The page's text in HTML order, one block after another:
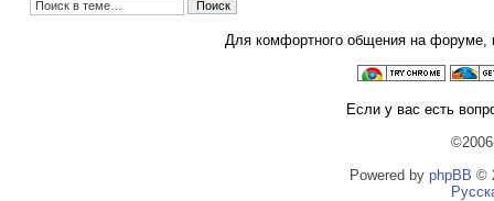
Для комфортного общения на форуме,
Если у вас есть
Powered by phpBB ©